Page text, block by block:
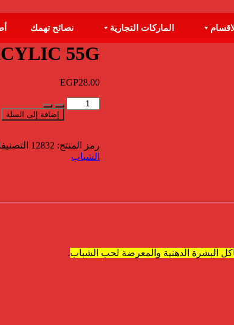
الماركات التجارية نصائح تهمك
55G
EGP28.00
كمية
LUNA
MEDICINAL
SALICYLIC
55G
إضافة إلى السلة
رمز المنتج: 12832
الشباب
البشرة الدهنية والمعرضة لحب الشباب.